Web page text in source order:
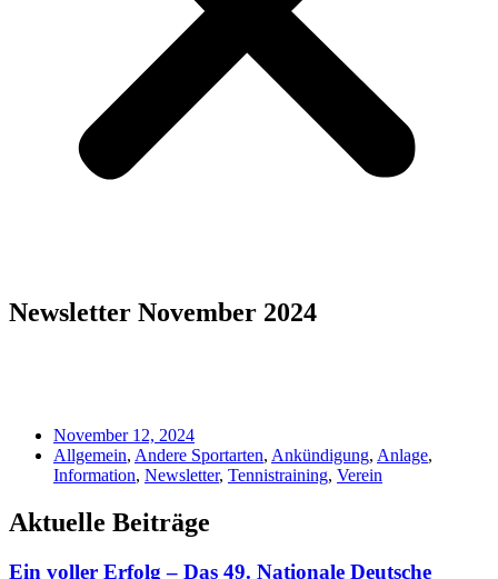
Newsletter November 2024
November 12, 2024
Allgemein, Andere Sportarten, Ankündigung, Anlage,
Information, Newsletter, Tennistraining, Verein
Aktuelle Beiträge
Ein voller Erfolg – Das 49. Nationale Deutsche